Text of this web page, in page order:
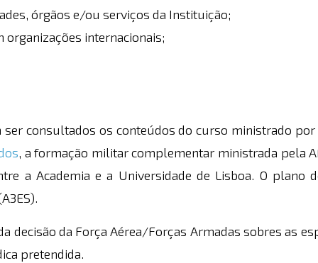
órgãos e/ou serviços da Instituição;
internacionais;
consultados os conteúdos do curso ministrado
, a formação militar complementar ministrada pela
a Academia e a Universidade de Lisboa. O plano
decisão da Força Aérea/Forças Armadas sobres as
pretendida.